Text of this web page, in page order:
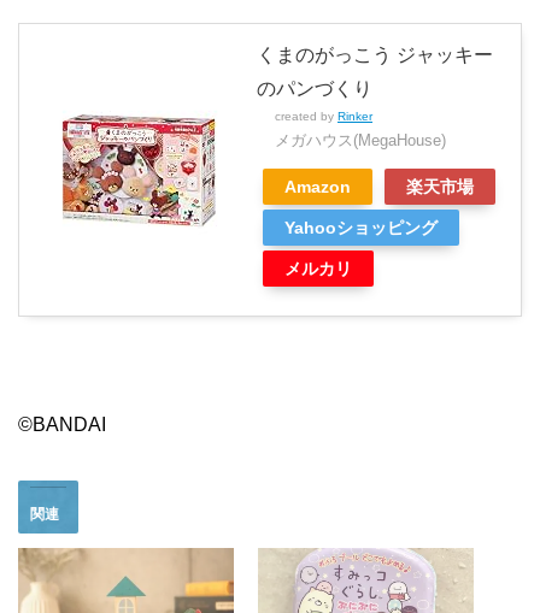
くまのがっこう ジャッキー
のパンづくり
created by Rinker
メガハウス(MegaHouse)
Amazon 楽天市場
Yahooショッピング
メルカリ
©BANDAI
関連